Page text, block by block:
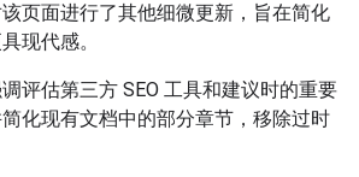
页面进行了其他细微更新，旨在简化
现代感。
调评估第三方 SEO 工具和建议时的重要
化现有文档中的部分章节，移除过时